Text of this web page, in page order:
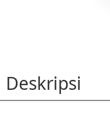
Deskripsi